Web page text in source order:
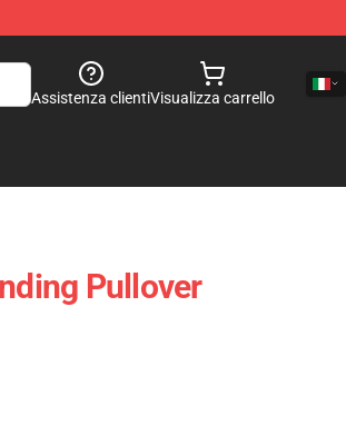
Assistenza clientiVisualizza carrello
Pullover